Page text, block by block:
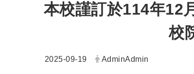
本校謹訂於114年12
校
日期：
2025-09-19 發布者：
AdminAdmin